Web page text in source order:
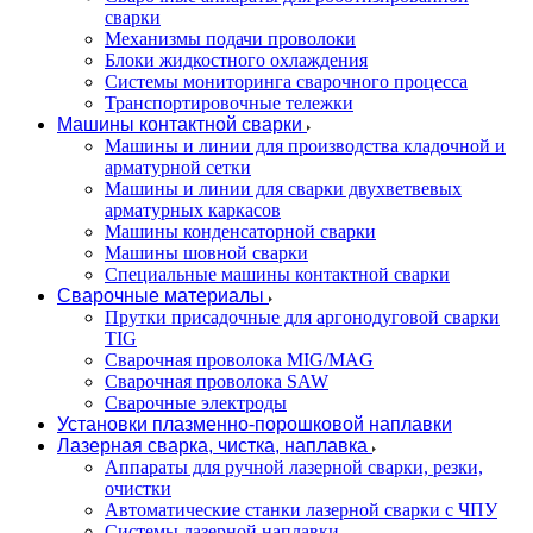
сварки
Механизмы подачи проволоки
Блоки жидкостного охлаждения
Системы мониторинга сварочного процесса
Транспортировочные тележки
Машины контактной сварки
Машины и линии для производства кладочной и
арматурной сетки
Машины и линии для сварки двухветвевых
арматурных каркасов
Машины конденсаторной сварки
Машины шовной сварки
Специальные машины контактной сварки
Сварочные материалы
Прутки присадочные для аргонодуговой сварки
TIG
Сварочная проволока MIG/MAG
Сварочная проволока SAW
Сварочные электроды
Установки плазменно-порошковой наплавки
Лазерная сварка, чистка, наплавка
Аппараты для ручной лазерной сварки, резки,
очистки
Автоматические станки лазерной сварки с ЧПУ